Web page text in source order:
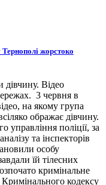
жорстоко
дівчину. Відео
3 червня в
на якому група
ображає дівчину.
управління поліції, за
та інспекторів
особу
їй тілесних
кримінальне
кодексу